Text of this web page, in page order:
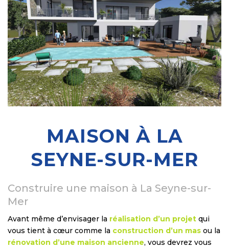
MAISON À LA
SEYNE-SUR-MER
Construire une maison à La Seyne-sur-
Mer
Avant même d’envisager la réalisation d’un projet qui
vous tient à cœur comme la construction d’un mas ou la
rénovation d’une maison ancienne, vous devrez vous